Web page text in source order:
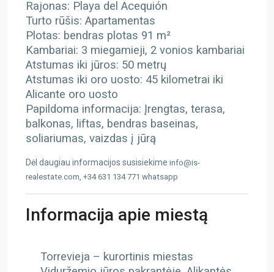
Rajonas: Playa del Acequión
Turto rūšis: Apartamentas
Plotas: bendras plotas 91 m²
Kambariai: 3 miegamieji, 2 vonios kambariai
Atstumas iki jūros: 50 metrų
Atstumas iki oro uosto: 45 kilometrai iki
Alicante oro uosto
Papildoma informacija: Įrengtas, terasa,
balkonas, liftas, bendras baseinas,
soliariumas, vaizdas į jūrą
Dėl daugiau informacijos susisiekime info@is-
realestate.com, +34 631 134 771 whatsapp
Informacija apie miestą
Torrevieja – kurortinis miestas